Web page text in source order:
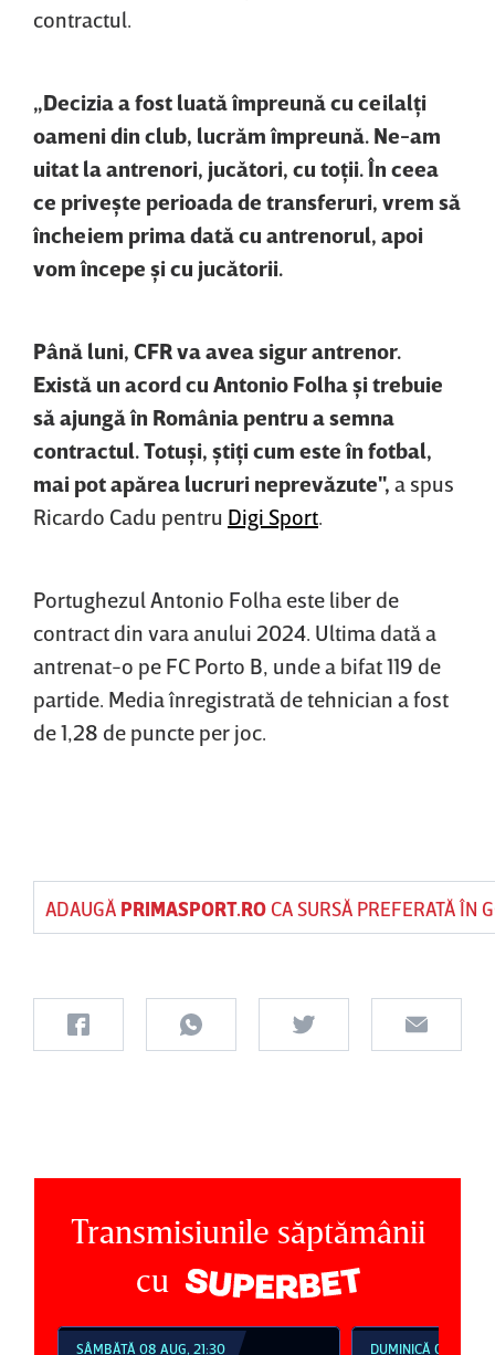
contractul.
„Decizia a fost luată împreună cu ceilalţi
oameni din club, lucrăm împreună. Ne-am
uitat la antrenori, jucători, cu toţii. În ceea
ce priveşte perioada de transferuri, vrem să
încheiem prima dată cu antrenorul, apoi
vom începe şi cu jucătorii.
Până luni, CFR va avea sigur antrenor.
Există un acord cu Antonio Folha şi trebuie
să ajungă în România pentru a semna
contractul. Totuşi, ştiţi cum este în fotbal,
mai pot apărea lucruri neprevăzute", a spus
Ricardo Cadu pentru Digi Sport
Portughezul Antonio Folha este liber de
contract din vara anului 2024. Ultima dată a
antrenat-o pe FC Porto B, unde a bifat 119 de
partide. Media înregistrată de tehnician a fost
de 1,28 de puncte per joc.
ADAUGĂ PRIMASPORT.ROCA SURSĂ PREFERATĂ ÎN
Transmisiunile săptămânii
cu
SÂMBĂTĂ 08 AUG, 21:30 DUMINICĂ 09 AUG,